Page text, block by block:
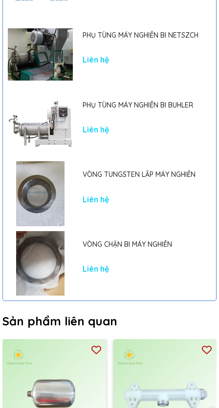
PHỤ TÙNG MÁY NGHIỀN BI NETSZCH
Liên hệ
PHỤ TÙNG MÁY NGHIỀN BI BUHLER
Liên hệ
VÒNG TUNGSTEN LẮP MÁY NGHIỀN
Liên hệ
VÒNG CHẶN BI MÁY NGHIỀN
Liên hệ
Sản phẩm liên quan